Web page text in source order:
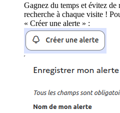
Gagnez du temps et évitez de
recherche à chaque visite !
« Créer une alerte » :